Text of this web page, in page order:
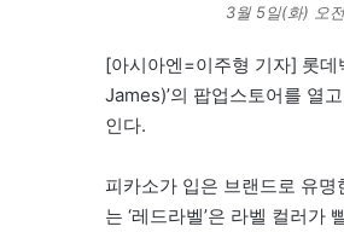
3월 5일(화) 오
[아시아엔=이주형 기자] 롯
James)’의 팝업스토어를 열
인다.
피카소가 입은 브랜드로 유명
는 ‘레드라벨’은 라벨 컬러가